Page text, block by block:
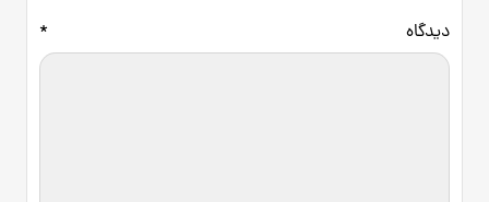
دیدگاه *